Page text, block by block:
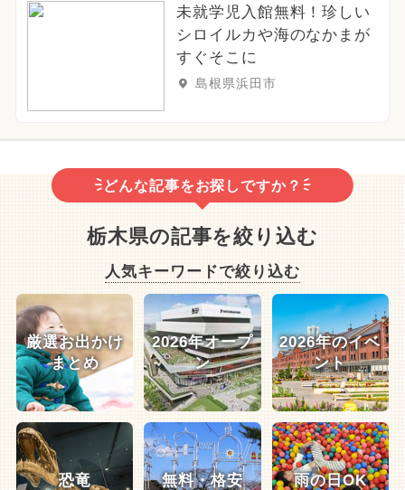
未就学児入館無料！珍しい
シロイルカや海のなかまが
すぐそこに
島根県浜田市
どんな記事をお探しですか？
栃木県の記事を絞り込む
人気キーワードで絞り込む
厳選お出かけ
まとめ
2026年オープ
ン
2026年のイベ
ント
恐竜 無料・格安 雨の日OK